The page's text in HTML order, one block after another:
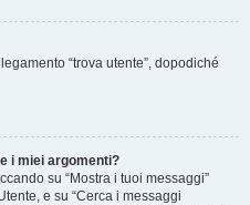
“trova utente”, dopodiché
i miei argomenti?
su “Mostra i tuoi messaggi”
e su “Cerca i messaggi